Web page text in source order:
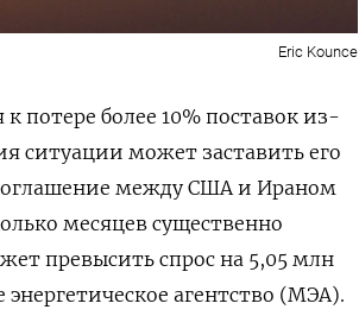
Eric Kounce
потере более 10% поставок из-
ситуации может заставить его
между США и Ираном
месяцев существенно
превысить спрос на 5,05 ⁠млн
агентство (МЭА).